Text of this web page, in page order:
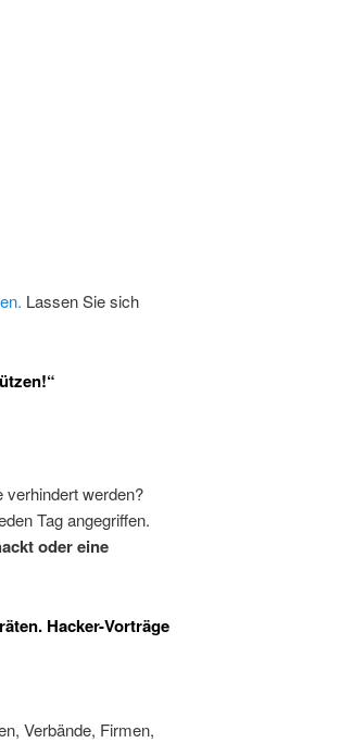
Lassen Sie sich
werden?
Tag angegriffen.
oder eine
Hacker-Vorträge
Verbände, Firmen,